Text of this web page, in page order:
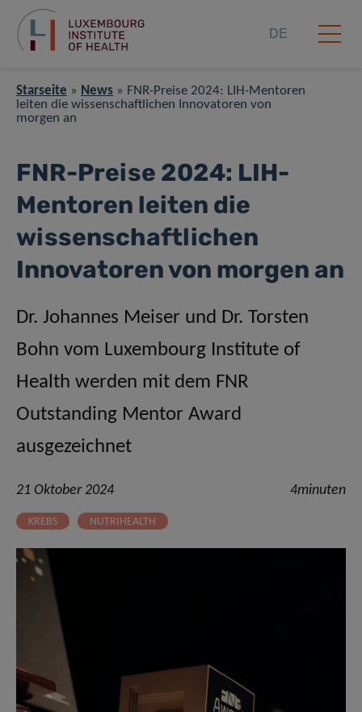
DE
Starseite » News » FNR-Preise 2024: LIH-Mentoren
leiten die wissenschaftlichen Innovatoren von
morgen an
FNR-Preise 2024: LIH-
Mentoren leiten die
wissenschaftlichen
Innovatoren von morgen an
Dr. Johannes Meiser und Dr. Torsten
Bohn vom Luxembourg Institute of
Health werden mit dem FNR
Outstanding Mentor Award
ausgezeichnet
21 Oktober 2024 4minuten
KREBS NUTRIHEALTH